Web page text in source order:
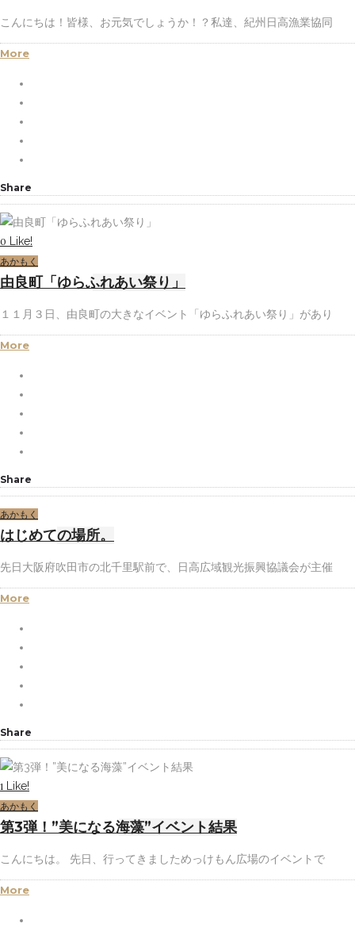
こんにちは！皆様、お元気でしょうか！？私達、紀州日高漁業協同
More
Share
0 Like!
あかもく
由良町「ゆらふれあい祭り」
１１月３日、由良町の大きなイベント「ゆらふれあい祭り」があり
More
Share
あかもく
はじめての場所。
先日大阪府吹田市の北千里駅前で、日高広域観光振興協議会が主催
More
Share
1 Like!
あかもく
第3弾！”美になる海藻”イベント結果
こんにちは。 先日、行ってきましためっけもん広場のイベントで
More